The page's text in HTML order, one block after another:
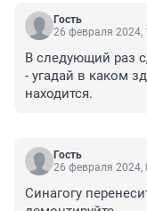
Гость
26 февраля 2024,
В следующий раз
- угадай в каком
находится.
Гость
26 февраля 2024,
Синагогу